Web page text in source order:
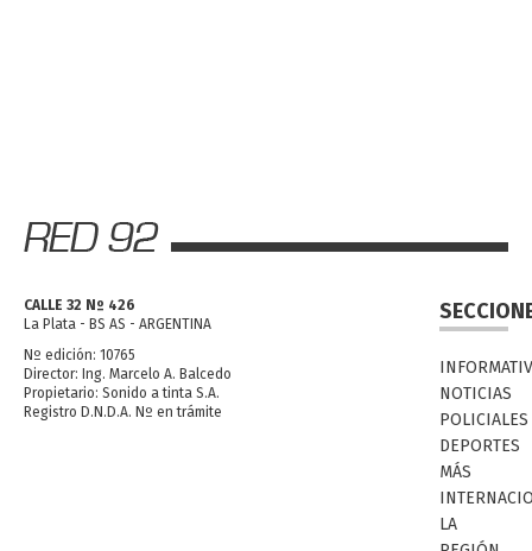
CALLE 32 Nº 426
La Plata - BS AS - ARGENTINA
Nº edición: 10765
Director: Ing. Marcelo A. Balcedo
Propietario: Sonido a tinta S.A.
Registro D.N.D.A. Nº en trámite
NOTICIAS
POLICIALES
DEPORTES
MÁS
LA